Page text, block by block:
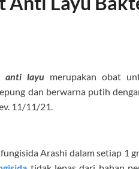
anti layu merupakan obat
dan berwarna putih
11/11/21.
Arashi dalam setiap 1